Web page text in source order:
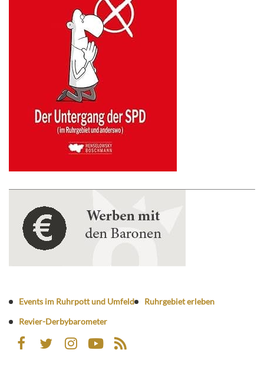
Events im Ruhrpott und Umfeld
Ruhrgebiet erleben
Revier-Derbybarometer